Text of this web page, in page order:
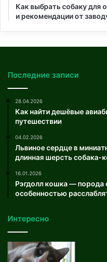
Как выбрать собаку для
и рекомендации от
Последние записи
28.04.2026
Как найти дешёвые
путешествии
04.02.2026
Львиное сердце в
длинная шерсть собака-
16.01.2026
Рэгдолл кошка — порода
особенностью
Интересно